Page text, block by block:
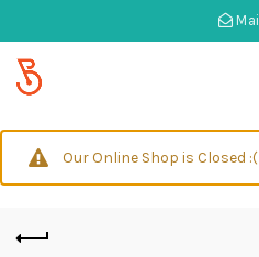
Mail
Our Online Shop is Closed :(